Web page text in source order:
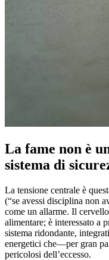
La fame non è
sistema di
La tensione centrale è
(“se avessi disciplina non
come un allarme. Il
alimentare; è interessato a
sistema ridondante,
energetici che—per gran
pericolosi dell’eccesso.